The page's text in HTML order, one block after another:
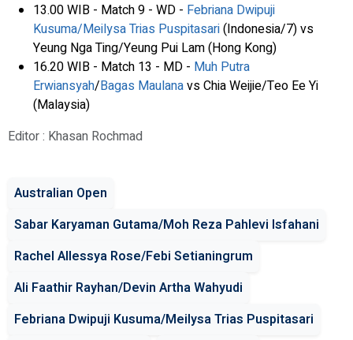
13.00 WIB - Match 9 - WD - Febriana Dwipuji
Kusuma/Meilysa Trias Puspitasari(Indonesia/7) vs
Yeung Nga Ting/Yeung Pui Lam (Hong Kong)
16.20 WIB - Match 13 - MD - Muh Putra
Erwiansyah/Bagas Maulanavs Chia Weijie/Teo Ee Yi
(Malaysia)
Editor : Khasan Rochmad
Australian Open
Sabar Karyaman Gutama/Moh Reza Pahlevi Isfahani
Rachel Allessya Rose/Febi Setianingrum
Ali Faathir Rayhan/Devin Artha Wahyudi
Febriana Dwipuji Kusuma/Meilysa Trias Puspitasari